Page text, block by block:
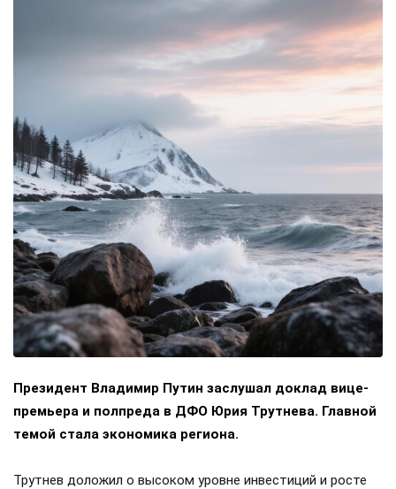
Президент Владимир Путин заслушал доклад вице-
премьера и полпреда в ДФО Юрия Трутнева. Главной
темой стала экономика региона.
Трутнев доложил о высоком уровне инвестиций и росте